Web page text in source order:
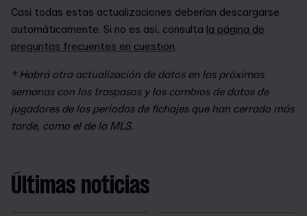
Casi todas estas actualizaciones deberían descargarse
automáticamente. Si no es así, consulta la página de
preguntas frecuentes en cuestión.
* Habrá otra actualización de datos en las próximas
semanas con los traspasos y los cambios de datos de
jugadores de los periodos de fichajes que han cerrado más
tarde, como el de la MLS.
Últimas noticias